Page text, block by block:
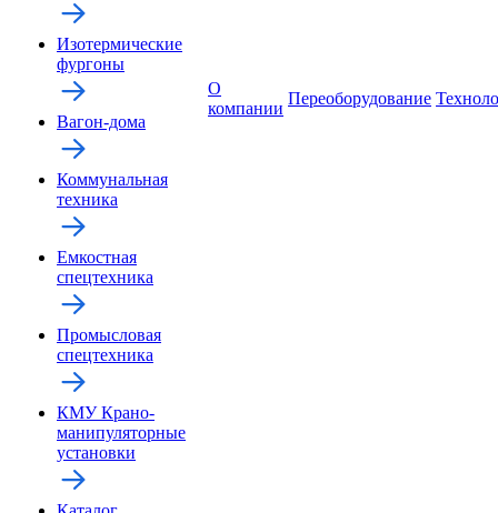
Изотермические
фургоны
Вагон-дома
Коммунальная
техника
Емкостная
спецтехника
Промысловая
спецтехника
КМУ Крано-
манипуляторные
установки
О
компании
Переоборудование